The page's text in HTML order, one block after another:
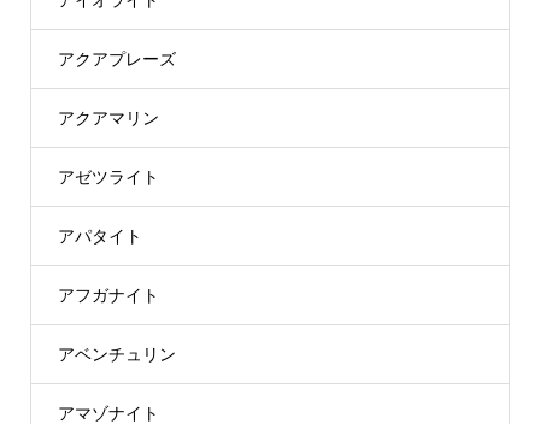
アクアプレーズ
アクアマリン
アゼツライト
アパタイト
アフガナイト
アベンチュリン
アマゾナイト